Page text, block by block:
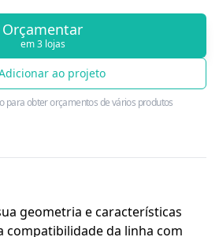
Orçamentar
em 3 lojas
ao projeto
para obter orçamentos de vários produtos
geometria e características
compatibilidade da linha com